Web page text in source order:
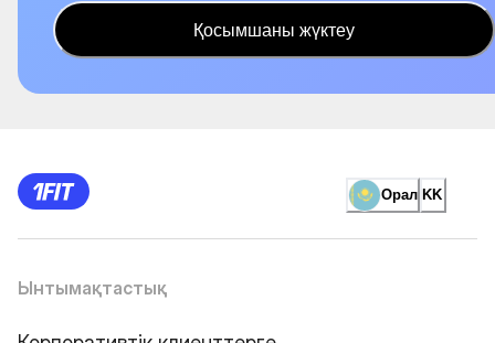
Қосымшаны жүктеу
Орал KK
Ынтымақтастық